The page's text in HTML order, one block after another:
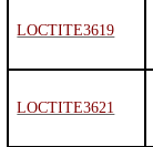
LOCTITE3619
LOCTITE3621